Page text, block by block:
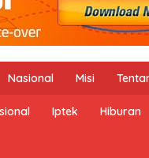
Nasional Misi
Iptek Hiburan